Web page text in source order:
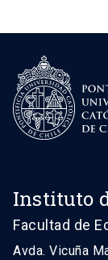
Instituto
Facultad de
Avda. Vicuña